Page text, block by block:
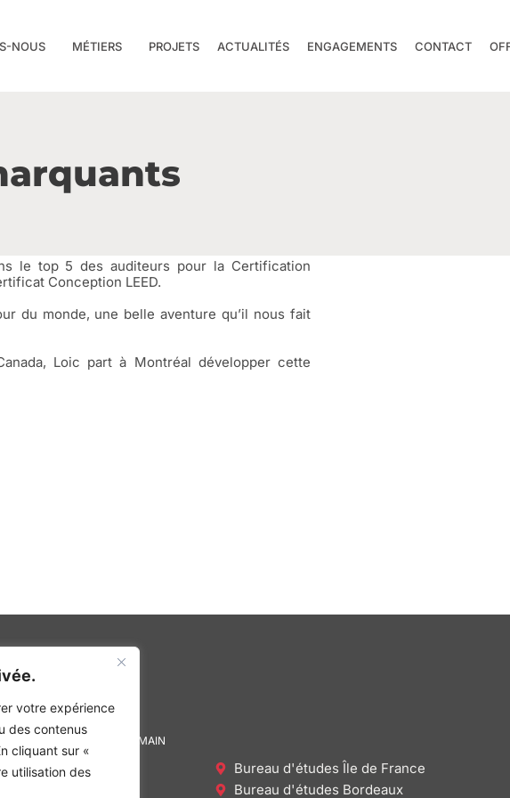
votre expérience
des contenus
cliquant sur «
utilisation des
NOUS MÉTIERS PROJETS ACTUALITÉS ENGAGEMENTS CONTACT
le top 5 des auditeurs pour la Certification
Conception LEED.
du monde, une belle aventure qu’il nous fait
Loic part à Montréal développer cette
L’ENVIRONNEMENT
BÂTI DE DEMAIN
Bureau d'études Île de France
Bureau d'études Bordeaux